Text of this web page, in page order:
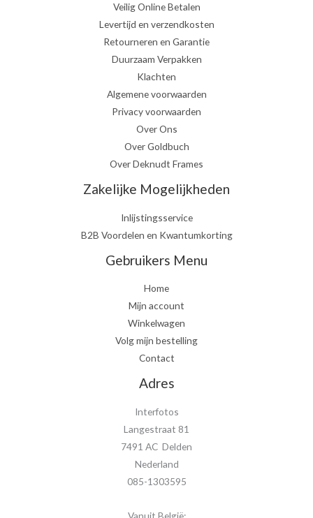
Veilig Online Betalen
Levertijd en verzendkosten
Retourneren en Garantie
Duurzaam Verpakken
Klachten
Algemene voorwaarden
Privacy voorwaarden
Over Ons
Over Goldbuch
Over Deknudt Frames
Zakelijke Mogelijkheden
Inlijstingsservice
B2B Voordelen en Kwantumkorting
Gebruikers Menu
Home
Mijn account
Winkelwagen
Volg mijn bestelling
Contact
Adres
Interfotos
Langestraat 81
7491 AC Delden
Nederland
085-1303595
Vanuit België: